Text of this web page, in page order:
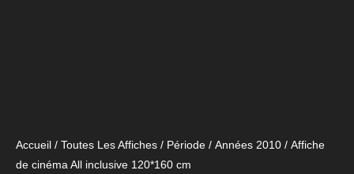
Accueil / Toutes Les Affiches / Période / Années 2010 / Affiche
de cinéma All inclusive 120*160 cm